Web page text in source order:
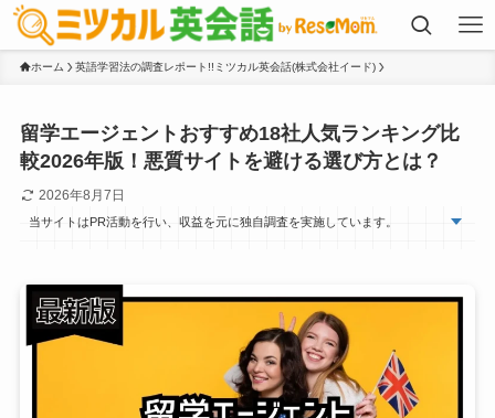
ホーム 英語学習法の調査レポート!!ミツカル英会話(株式会社イード)
留学エージェントおすすめ18社人気ランキング比
較2026年版！悪質サイトを避ける選び方とは？
2026年8月7日
当サイトはPR活動を行い、収益を元に独自調査を実施しています。